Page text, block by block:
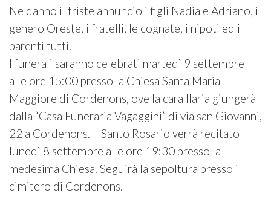
Ne danno il triste annuncio i figli Nadia e Adriano, il
genero Oreste, i fratelli, le cognate, i nipoti ed i
parenti tutti.
I funerali saranno celebrati martedì 9 settembre
alle ore 15:00 presso la Chiesa Santa Maria
Maggiore di Cordenons, ove la cara Ilaria giungerà
dalla “Casa Funeraria Vagaggini” di via san Giovanni,
22 a Cordenons. Il Santo Rosario verrà recitato
lunedì 8 settembre alle ore 19:30 presso la
medesima Chiesa. Seguirà la sepoltura presso il
cimitero di Cordenons.